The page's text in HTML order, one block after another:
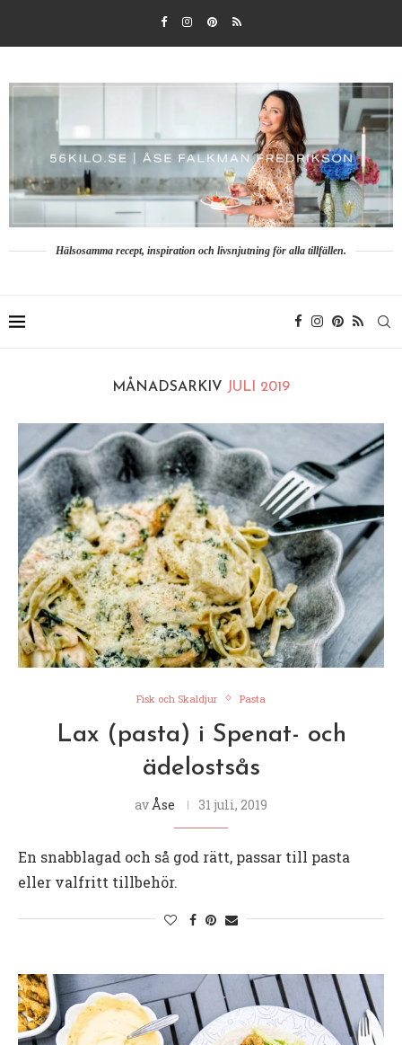
Hälsosamma recept, inspiration och livsnjutning för alla tillfällen.
MÅNADSARKIV JULI 2019
Fisk och Skaldjur Pasta
Lax (pasta) i Spenat- och
ädelostsås
av Åse 31 juli, 2019
En snabblagad och så god rätt, passar till pasta
eller valfritt tillbehör.